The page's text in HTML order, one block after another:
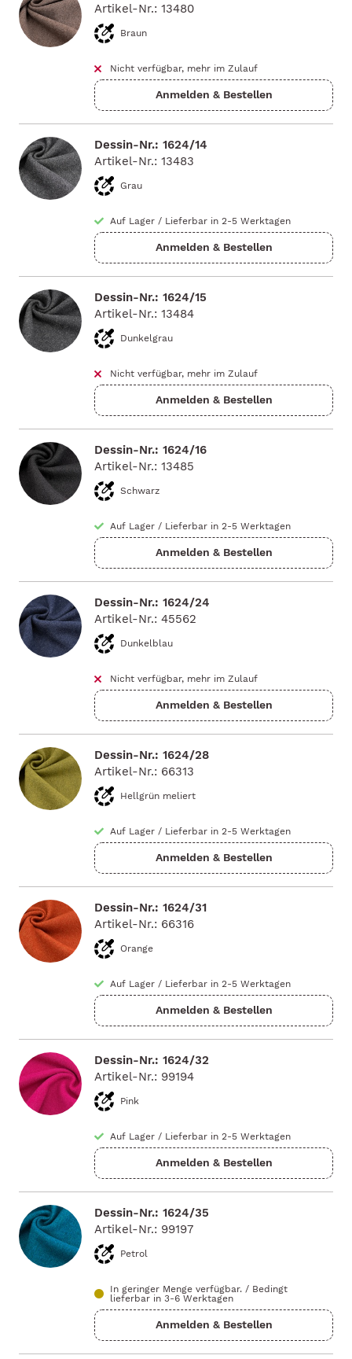
Artikel-Nr.: 13480
Braun
Nicht verfügbar, mehr im Zulauf
Dessin-Nr.: 1624/14
Artikel-Nr.: 13483
Grau
Auf Lager / Lieferbar in 2-5 Werktagen
Dessin-Nr.: 1624/15
Artikel-Nr.: 13484
Dunkelgrau
Nicht verfügbar, mehr im Zulauf
Dessin-Nr.: 1624/16
Artikel-Nr.: 13485
Schwarz
Auf Lager / Lieferbar in 2-5 Werktagen
Dessin-Nr.: 1624/24
Artikel-Nr.: 45562
Dunkelblau
Nicht verfügbar, mehr im Zulauf
Dessin-Nr.: 1624/28
Artikel-Nr.: 66313
Hellgrün meliert
Auf Lager / Lieferbar in 2-5 Werktagen
Dessin-Nr.: 1624/31
Artikel-Nr.: 66316
Orange
Auf Lager / Lieferbar in 2-5 Werktagen
Dessin-Nr.: 1624/32
Artikel-Nr.: 99194
Pink
Auf Lager / Lieferbar in 2-5 Werktagen
Dessin-Nr.: 1624/35
Artikel-Nr.: 99197
Petrol
In geringer Menge verfügbar. / Bedingt
lieferbar in 3-6 Werktagen